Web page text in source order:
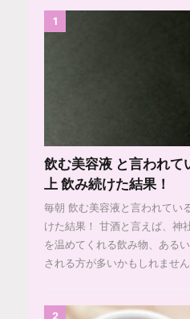
1
飲む美容液 と言われて
上 飲み続けた結果！
毎朝 飲む美容液と言われてい
けた結果！ 甘酒と言えば、神
を温めてくれる飲み物、ある
される方が多いかもしれませ
2